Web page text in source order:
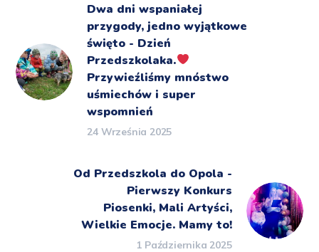
Dwa dni wspaniałej
przygody, jedno wyjątkowe
święto - Dzień
Przedszkolaka.
Przywieźliśmy mnóstwo
uśmiechów i super
wspomnień
24 Września 2025
Od Przedszkola do Opola -
Pierwszy Konkurs
Piosenki, Mali Artyści,
Wielkie Emocje. Mamy to!
1 Października 2025